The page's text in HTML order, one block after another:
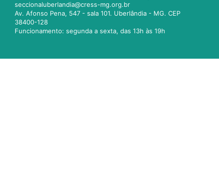
seccionaluberlandia@cress-mg.org.br
Av. Afonso Pena, 547 - sala 101. Uberlândia - MG. CEP
38400-128
Funcionamento: segunda a sexta, das 13h às 19h